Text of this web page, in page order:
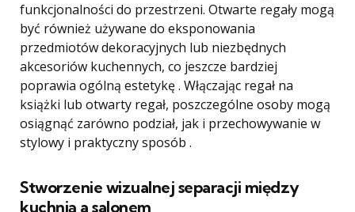
funkcjonalności do przestrzeni. Otwarte regały mogą
być również używane do eksponowania
przedmiotów dekoracyjnych lub niezbędnych
akcesoriów kuchennych, co jeszcze bardziej
poprawia ogólną estetykę . Włączając regał na
książki lub otwarty regał, poszczególne osoby mogą
osiągnąć zarówno podział, jak i przechowywanie w
stylowy i praktyczny sposób .
Stworzenie wizualnej separacji między
kuchnią a salonem